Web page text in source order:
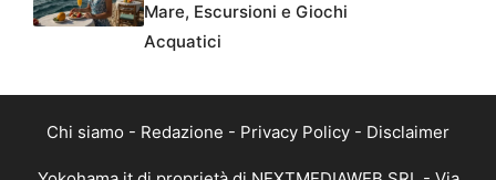
Mare, Escursioni e Giochi
Acquatici
Chi siamo - Redazione - Privacy Policy - Disclaimer